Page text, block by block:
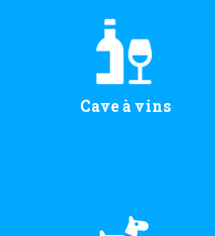
Cave à vins